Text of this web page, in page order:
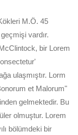
M.Ö. 45
vardır.
bir Lorem
ulaşmıştır. Lorm
et Malorum"
gelmektedir. Bu
olmuştur. Lorem
bölümdeki bir